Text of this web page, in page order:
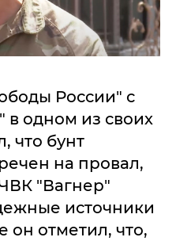
России" с
одном из своих
что бунт
на провал,
"Вагнер"
источники
отметил, что,